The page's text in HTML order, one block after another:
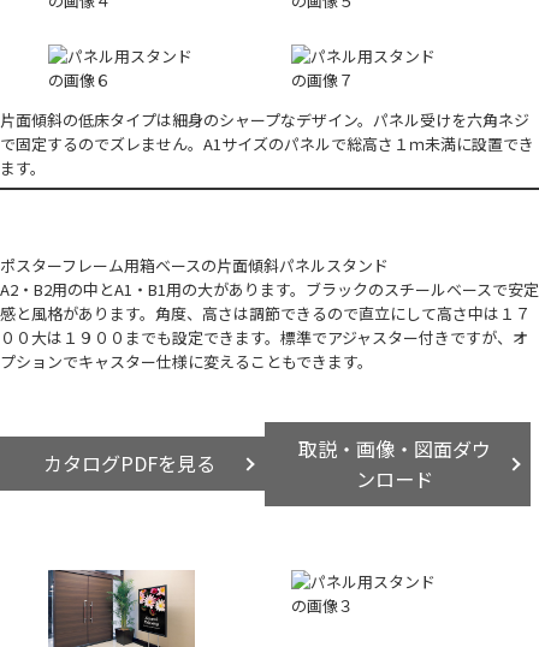
片面傾斜の低床タイプは細身のシャープなデザイン。パネル受けを六角ネジ
で固定するのでズレません。A1サイズのパネルで総高さ１ｍ未満に設置でき
ます。
ポスターフレーム用箱ベースの片面傾斜パネルスタンド
A2・B2用の中とA1・B1用の大があります。ブラックのスチールベースで安定
感と風格があります。角度、高さは調節できるので直立にして高さ中は１７
００大は１９００までも設定できます。標準でアジャスター付きですが、オ
プションでキャスター仕様に変えることもできます。
カタログPDFを見る
取説・画像・図面ダウ
ンロード